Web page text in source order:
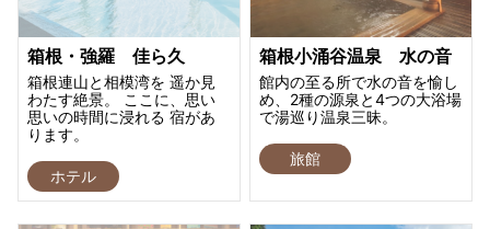
箱根・強羅 佳ら久
箱根連山と相模湾を 遥か見
わたす絶景。 ここに、思い
思いの時間に浸れる 宿があ
ります。
ホテル
箱根小涌谷温泉 水の音
館内の至る所で水の音を愉し
め、2種の源泉と4つの大浴場
で湯巡り温泉三昧。
旅館